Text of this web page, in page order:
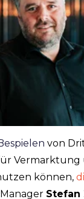
von
Vermarktung
können,
Stefan